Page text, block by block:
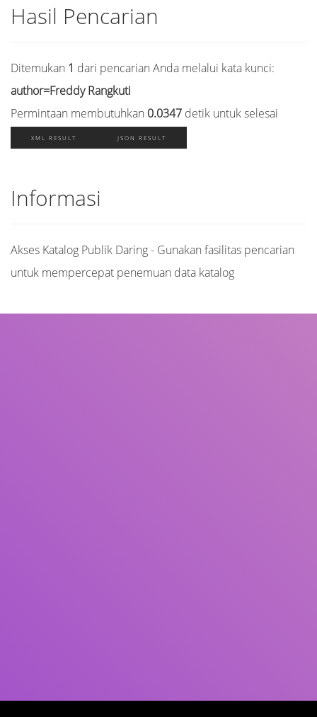
Hasil Pencarian
Ditemukan 1 dari pencarian Anda melalui kata kunci:
author=Freddy Rangkuti
Permintaan membutuhkan 0.0347 detik untuk selesai
XML RESULT JSON RESULT
Informasi
Akses Katalog Publik Daring - Gunakan fasilitas pencarian
untuk mempercepat penemuan data katalog